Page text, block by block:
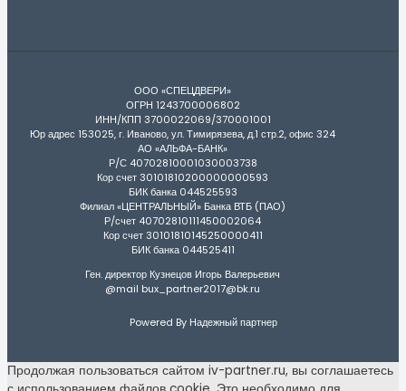
ООО «СПЕЦДВЕРИ»
ОГРН 1243700006802
ИНН/КПП 3700022069/370001001
Юр адрес 153025, г. Иваново, ул. Тимирязева, д.1 стр.2, офис 324
АО «АЛЬФА-БАНК»
Р/С 40702810001030003738
Кор счет 30101810200000000593
БИК банка 044525593
Филиал «ЦЕНТРАЛЬНЫЙ» Банка ВТБ (ПАО)
Р/счет 40702810111450002064
Кор счет 30101810145250000411
БИК банка 044525411
Ген. директор Кузнецов Игорь Валерьевич
@mail bux_partner2017@bk.ru
Powered By Надежный партнер
Продолжая пользоваться сайтом iv-partner.ru, вы соглашаетесь